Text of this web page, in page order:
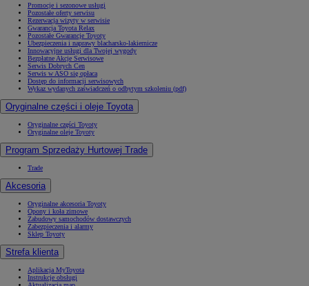
Promocje i sezonowe usługi
Pozostałe oferty serwisu
Rezerwacja wizyty w serwisie
Gwarancja Toyota Relax
Pozostałe Gwarancje Toyoty
Ubezpieczenia i naprawy blacharsko-lakiernicze
Innowacyjne usługi dla Twojej wygody
Bezpłatne Akcje Serwisowe
Serwis Dobrych Cen
Serwis w ASO się opłaca
Dostęp do informacji serwisowych
Wykaz wydanych zaświadczeń o odbytym szkoleniu (pdf)
Oryginalne części i oleje Toyota
Oryginalne części Toyoty
Oryginalne oleje Toyoty
Program Sprzedaży Hurtowej Trade
Trade
Akcesoria
Oryginalne akcesoria Toyoty
Opony i koła zimowe
Zabudowy samochodów dostawczych
Zabezpieczenia i alarmy
Sklep Toyoty
Strefa klienta
Aplikacja MyToyota
Instrukcje obsługi